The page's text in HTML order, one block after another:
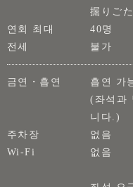
掘りご
연회 최대
40명
전세
불가
금연・흡연
흡연 가
(좌석과
니다.)
주차장
없음
Wi-Fi
없음